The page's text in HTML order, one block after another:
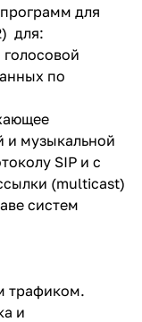
для
для:
по
и музыкальной
SIP и с
(multicast)
систем
трафиком.
и